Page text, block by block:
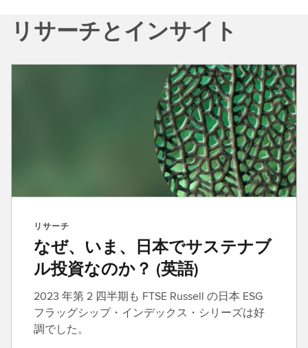
リサーチとインサイト
リサーチ
なぜ、いま、日本でサステナブ
ル投資なのか？ (英語)
2023 年第 2 四半期も FTSE Russell の日本 ESG
フラッグシップ・インデックス・シリーズは好
調でした。